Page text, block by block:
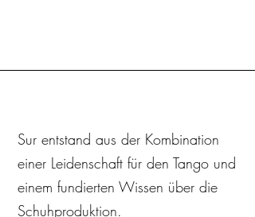
Sur entstand aus der Kombination
einer Leidenschaft für den Tango und
einem fundierten Wissen über die
Schuhproduktion.